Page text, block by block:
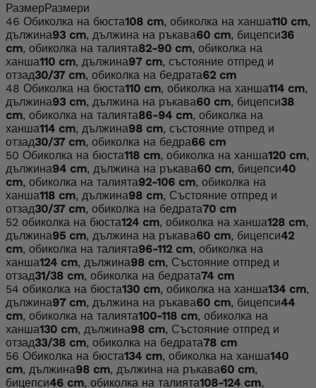
РазмерРазмери
46 Обиколка на бюста108 cm, обиколка на ханша110 cm,
дължина93 cm, дължина на ръкава60 cm, бицепси36
cm, обиколка на талията82-90 cm, обиколка на
ханша110 cm, дължина97 cm, състояние отпред и
отзад30/37 cm, обиколка на бедрата62 cm
48 Обиколка на бюста110 cm, обиколка на ханша114 cm,
дължина93 cm, дължина на ръкава60 cm, бицепси38
cm, обиколка на талията86-94 cm, обиколка на
ханша114 cm, дължина98 cm, състояние отпред и
отзад30/37 cm, обиколка на бедра66 cm
50 Обиколка на бюста118 cm, обиколка на ханша120 cm,
дължина94 cm, дължина на ръкава60 cm, бицепси40
cm, обиколка на талията92-106 cm, обиколка на
ханша118 cm, дължина98 cm, Състояние отпред и
отзад30/37 cm, обиколка на бедрата70 cm
52 обиколка на бюста124 cm, обиколка на ханша128 cm,
дължина95 cm, дължина на ръкава60 cm, бицепси42
cm, обиколка на талията96-112 cm, обиколка на
ханша124 cm, дължина98 cm, Състояние отпред и
отзад31/38 cm, обиколка на бедрата74 cm
54 обиколка на бюста130 cm, обиколка на ханша134 cm,
дължина97 cm, дължина на ръкава60 cm, бицепси44
cm, обиколка на талията100-118 cm, обиколка на
ханша130 cm, дължина98 cm, Състояние отпред и
отзад33/38 cm, обиколка на бедрата78 cm
56 Обиколка на бюста134 cm, обиколка на ханша140
cm, дължина98 cm, дължина на ръкава60 cm,
бицепси46 cm, обиколка на талията108-124 cm,